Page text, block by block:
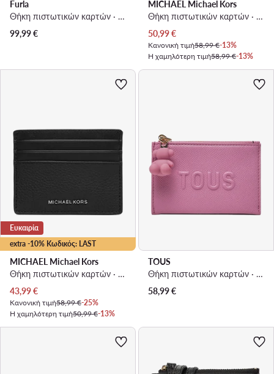
Furla
Θήκη πιστωτικών καρτών · Σκούρο κόκκινο
99,99€
MICHAEL Michael Kors
Θήκη πιστωτικών καρτών · Μαύρο
Τρέχουσα τιμή
50,99€
Κανονική τιμή58,99 €-13%
Η χαμηλότερη τιμή58,99 €-13%
extra -10% Κωδικός: LAST
Ευκαιρία
MICHAEL Michael Kors
Θήκη πιστωτικών καρτών · Μαύρο
Τρέχουσα τιμή
43,99€
Κανονική τιμή58,99 €-25%
Η χαμηλότερη τιμή50,99 €-13%
TOUS
Θήκη πιστωτικών καρτών · Ροζ
58,99€